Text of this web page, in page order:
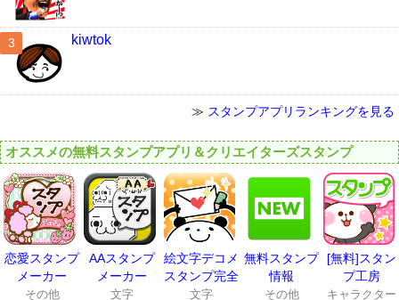
kiwtok
≫ スタンプアプリランキングを見る
オススメの無料スタンプアプリ＆クリエイターズスタンプ
恋愛スタンプ
メーカー
その他
AAスタンプ
メーカー
文字
絵文字デコメ
スタンプ完全
無料★えもじ
文字
無料スタンプ
情報
その他
[無料]スタン
プ工房
キャラクター